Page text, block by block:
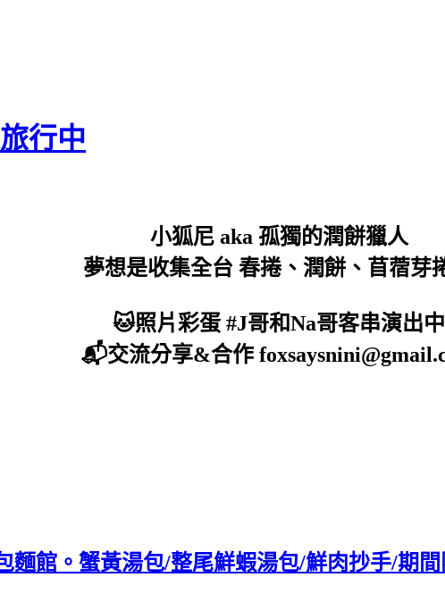
行中
小狐尼 aka 孤獨的潤餅獵人
夢想是收集全台 春捲、潤餅、苜蓿芽
🐱照片彩蛋 #J哥和Na哥客串演出中
📬交流分享&合作
麵館。蟹黃湯包/整尾鮮蝦湯包/鮮肉抄手/期